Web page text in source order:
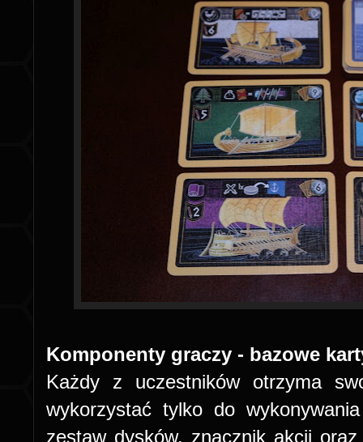
Komponenty graczy - bazowe
Każdy z uczestników otrzyma
wykorzystać tylko do
zestaw dysków, znacznik akcji